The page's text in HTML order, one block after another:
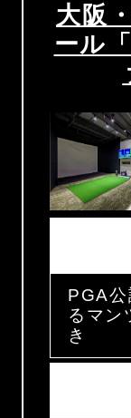
大阪
ール
PGA公
るマン
き